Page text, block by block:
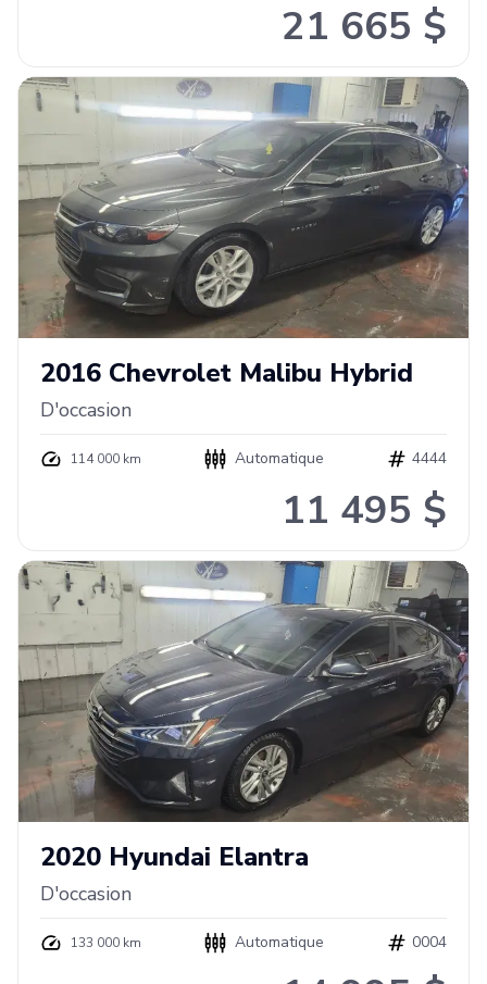
21 665 $
2016 Chevrolet Malibu Hybrid
D'occasion
114 000 km Automatique 4444
11 495 $
2020 Hyundai Elantra
D'occasion
133 000 km Automatique 0004